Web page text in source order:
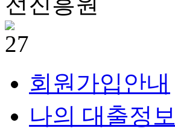
회원가입안내
나의 대출정보